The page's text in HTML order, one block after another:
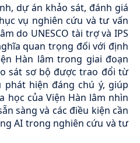
dự án khảo sát, đánh giá
vụ nghiên cứu và tư vấn
do UNESCO tài trợ và IPS
quan trọng đối với định
Hàn lâm trong giai đoạn
sát sơ bộ được trao đổi từ
hiện đáng chú ý, giúp
học của Viện Hàn lâm nhìn
sàng và các điều kiện cần
AI trong nghiên cứu và tư